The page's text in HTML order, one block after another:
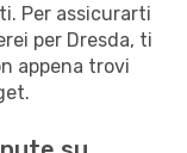
Per assicurarti
per Dresda, ti
appena trovi